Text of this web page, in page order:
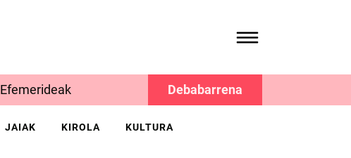
Efemerideak Debabarrena
JAIAK KIROLA KULTURA